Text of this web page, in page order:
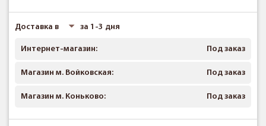
Доставка в за 1-3 дня
Интернет-магазин: Под заказ
Магазин м. Войковская: Под заказ
Магазин м. Коньково: Под заказ